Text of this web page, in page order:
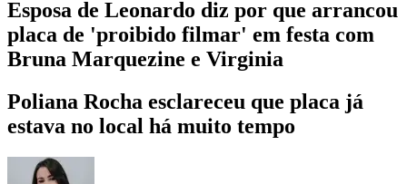
Esposa de Leonardo diz por que arrancou
placa de 'proibido filmar' em festa com
Bruna Marquezine e Virginia
Poliana Rocha esclareceu que placa já
estava no local há muito tempo